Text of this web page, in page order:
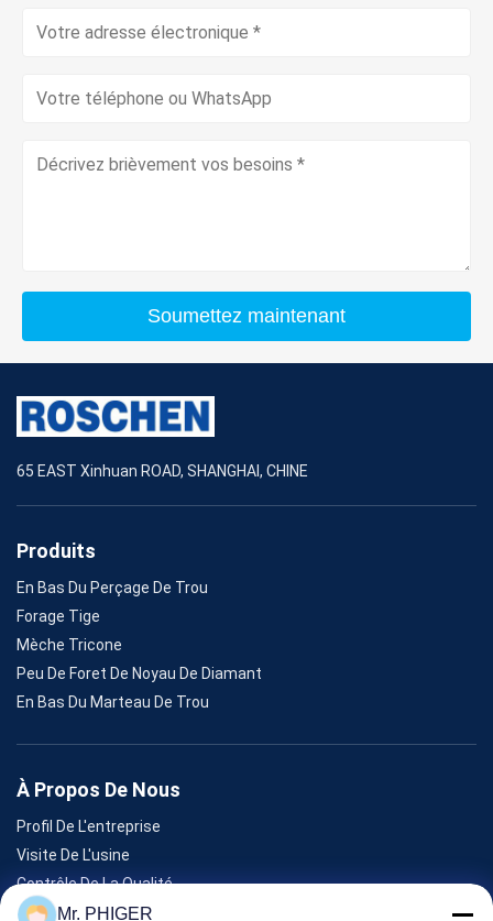
Soumettez maintenant
65 EAST Xinhuan ROAD, SHANGHAI, CHINE
Produits
En Bas Du Perçage De Trou
Forage Tige
Mèche Tricone
Peu De Foret De Noyau De Diamant
En Bas Du Marteau De Trou
À Propos De Nous
Profil De L'entreprise
Visite De L'usine
Contrôle De La Qualité
Plan Du SiteMr. PHIGER